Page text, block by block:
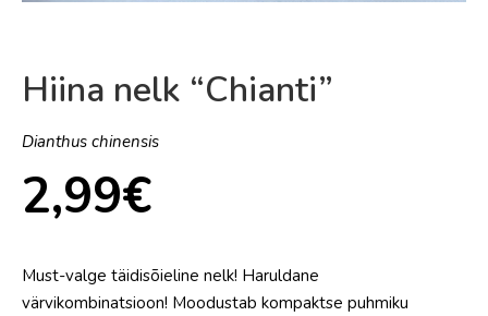
Hiina nelk “Chianti”
Dianthus chinensis
2,99€
Must-valge täidisõieline nelk! Haruldane
värvikombinatsioon! Moodustab kompaktse puhmiku